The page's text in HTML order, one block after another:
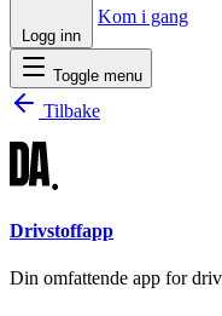
Logg inn
Kom i gang
Toggle menu
Tilbake
Drivstoffapp
Din omfattende app for